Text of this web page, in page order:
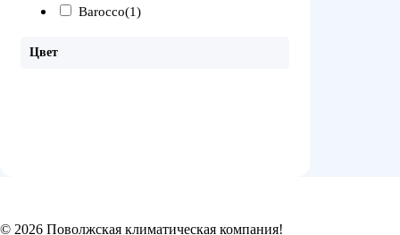
Barocco(1)
Цвет
© 2026 Поволжская климатическая компания!